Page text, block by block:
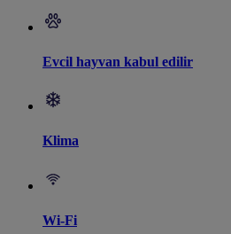
Evcil hayvan kabul edilir
Klima
Wi-Fi